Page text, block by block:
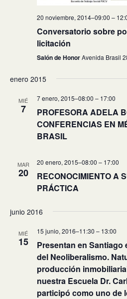
20 noviembre, 2014–09:00 –
Conversatorio sobre
licitación
Salón de HonorAvenida Brasil
enero 2015
MIÉ
7
7 enero, 2015–08:00 – 17:00
PROFESORA ADELA
CONFERENCIAS EN
BRASIL
MAR
20
20 enero, 2015–08:00 – 17:00
RECONOCIMIENTO A
PRÁCTICA
junio 2016
MIÉ
15
15 junio, 2016–11:30 – 13:00
Presentan en Santiago
del Neoliberalismo.
producción
nuestra Escuela Dr.
participó como uno de